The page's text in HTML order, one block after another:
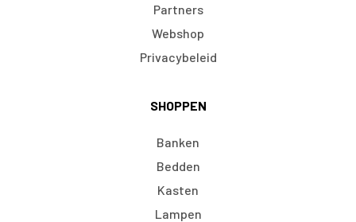
Partners
Webshop
Privacybeleid
SHOPPEN
Banken
Bedden
Kasten
Lampen